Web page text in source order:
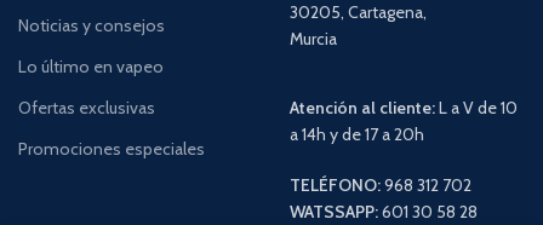
Noticias y consejos
Lo último en vapeo
Ofertas exclusivas
Promociones especiales
30205, Cartagena,
Murcia
Atención al cliente:L a V de 10
a 14h y de 17 a 20h
TELÉFONO:968 312 702
WATSSAPP:601 30 58 28